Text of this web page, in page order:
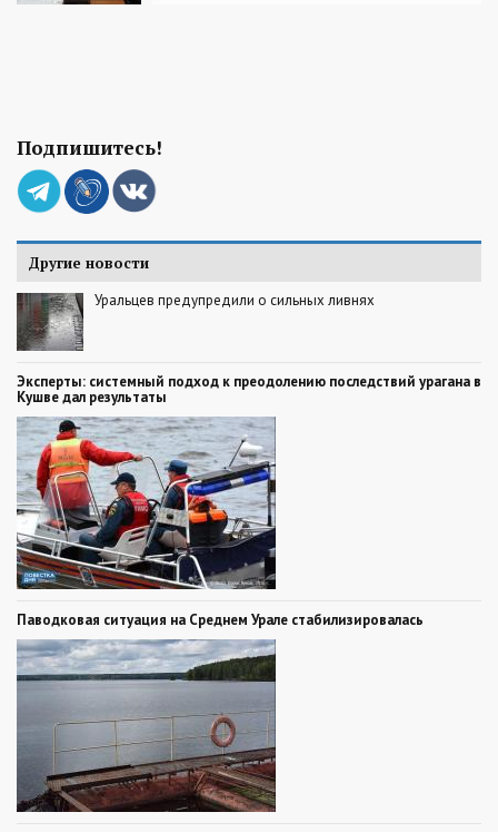
Подпишитесь!
Другие новости
Уральцев предупредили о сильных ливнях
Эксперты: системный подход к преодолению последствий урагана в
Кушве дал результаты
Паводковая ситуация на Среднем Урале стабилизировалась